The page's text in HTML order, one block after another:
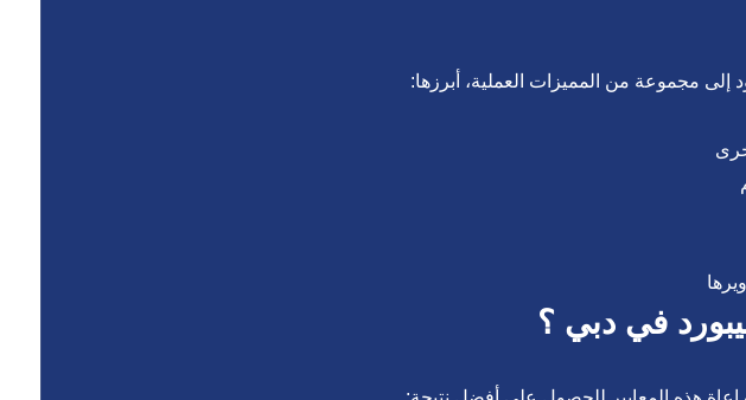
إلى مجموعة من المميزات العملية، أبرزها:
في دبي ؟